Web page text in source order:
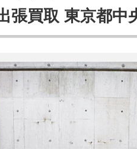
張買取 東京都中